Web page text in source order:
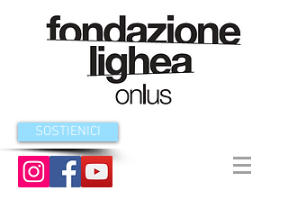
SOSTIENICI